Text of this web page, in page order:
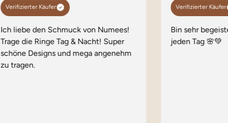
Verifizierter Käufer
Ich liebe den Schmuck von Numees!
Trage die Ringe Tag & Nacht! Super
schöne Designs und mega angenehm
zu tragen.
Verifizierter Käufer
Bin sehr
jeden Tag 🌸💚